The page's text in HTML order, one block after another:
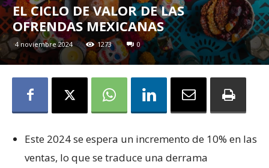
EL CICLO DE VALOR DE LAS
OFRENDAS MEXICANAS
4 noviembre 2024 1273 0
Este 2024 se espera un incremento de 10% en las
ventas, lo que se traduce una derrama